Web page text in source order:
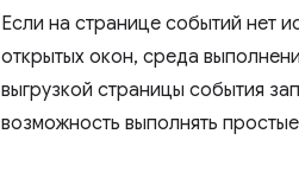
Если на странице событий нет
открытых окон, среда
выгрузкой страницы события
возможность выполнять